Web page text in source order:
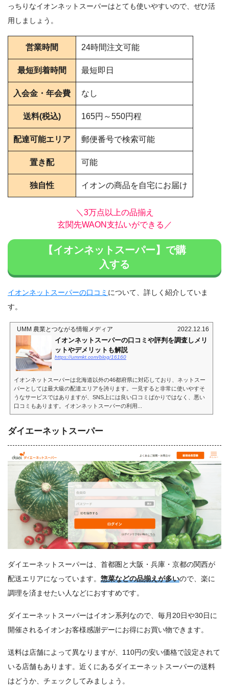
っちりなイオンネットスーパーはとても使いやすいので、ぜひ活
用しましょう。
営業時間 24時間注文可能
最短到着時間 最短即日
入会金・年会費 なし
送料(税込) 165円～550円程
配達可能エリア 郵便番号で検索可能
置き配 可能
独自性 イオンの商品を自宅にお届け
＼3万点以上の品揃え
玄関先WAON支払いができる／
【イオンネットスーパー】で購
入する
イオンネットスーパーの口コミ について、詳しく紹介していま
す。
UMM 農業とつながる情報メディア 2022.12.16
イオンネットスーパーの口コミや評判を調査しメリ
ットやデメリットも解説
https://ummkt.com/blog/16160
イオンネットスーパーは北海道以外の46都府県に対応しており、ネットスー
パーとしては最大級の配達エリアを誇ります。一見すると非常に使いやすそ
うなサービスではありますが、SNS上には良い口コミばかりではなく、悪い
口コミもあります。イオンネットスーパーの利用...
ダイエーネットスーパー
ダイエーネットスーパーは、首都圏と大阪・兵庫・京都の関西が
配送エリアになっています。 惣菜などの品揃えが多いので、楽に
調理を済ませたい人などにおすすめです。
ダイエーネットスーパーはイオン系列なので、毎月20日や30日に
開催されるイオンお客様感謝デーにお得にお買い物できます。
送料は店舗によって異なりますが、110円の安い価格で設定されて
いる店舗もあります。近くにあるダイエーネットスーパーの送料
はどうか、チェックしてみましょう。